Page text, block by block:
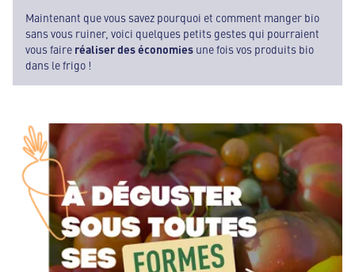
Maintenant que vous savez pourquoi et comment manger bio
sans vous ruiner, voici quelques petits gestes qui pourraient
vous faire réaliser des économies une fois vos produits bio
dans le frigo !